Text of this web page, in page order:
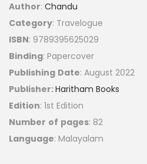
Author: Chandu
Category: Travelogue
ISBN: 9789395625029
Binding: Papercover
Publishing Date: August 2022
Publisher:Haritham Books
Edition: 1st Edition
Number of pages: 82
Language: Malayalam